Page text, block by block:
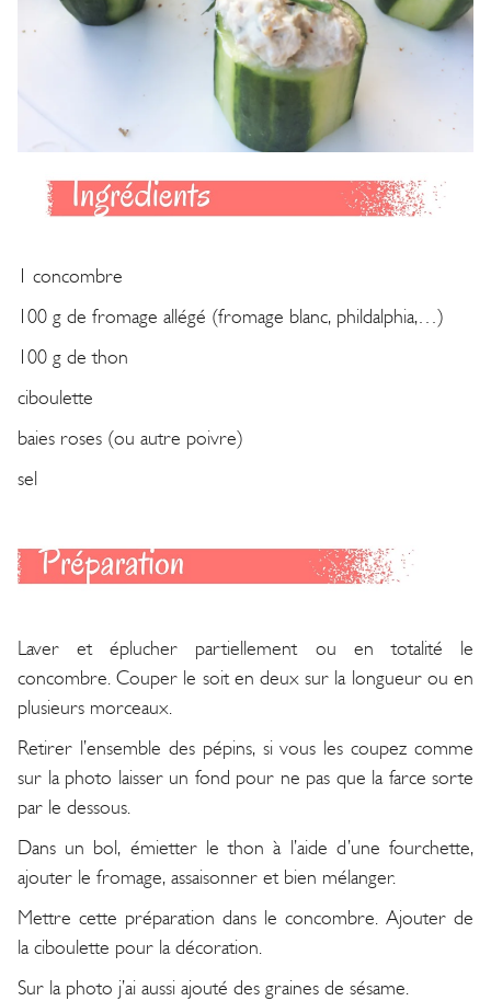
1 concombre
100 g de fromage allégé (fromage blanc, phildalphia,…)
100 g de thon
ciboulette
baies roses (ou autre poivre)
sel
Laver et éplucher partiellement ou en totalité le
concombre. Couper le soit en deux sur la longueur ou en
plusieurs morceaux.
Retirer l’ensemble des pépins, si vous les coupez comme
sur la photo laisser un fond pour ne pas que la farce sorte
par le dessous.
Dans un bol, émietter le thon à l’aide d’une fourchette,
ajouter le fromage, assaisonner et bien mélanger.
Mettre cette préparation dans le concombre. Ajouter de
la ciboulette pour la décoration.
Sur la photo j’ai aussi ajouté des graines de sésame.